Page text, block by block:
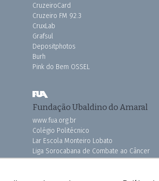
CruzeiroCard
Cruzeiro FM 92.3
CruxLab
Grafsul
Depositphotos
Burh
Pink do Bem OSSEL
Fundação Ubaldino do Amaral
www.fua.org.br
Colégio Politécnico
Lar Escola Monteiro Lobato
Liga Sorocabana de Combate ao Câncer
Vila dos Velhinhos